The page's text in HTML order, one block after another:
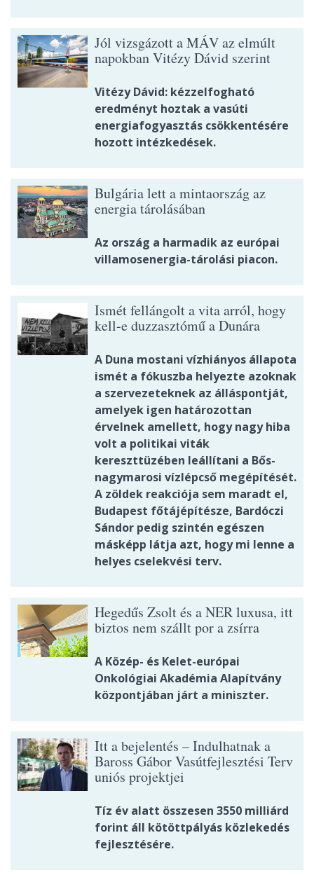
Jól vizsgázott a MÁV az elmúlt
napokban Vitézy Dávid szerint
Vitézy Dávid: kézzelfogható
eredményt hoztak a vasúti
energiafogyasztás csökkentésére
hozott intézkedések.
Bulgária lett a mintaország az
energia tárolásában
Az ország a harmadik az európai
villamosenergia-tárolási piacon.
Ismét fellángolt a vita arról, hogy
kell-e duzzasztómű a Dunára
A Duna mostani vízhiányos állapota
ismét a fókuszba helyezte azoknak
a szervezeteknek az álláspontját,
amelyek igen határozottan
érvelnek amellett, hogy nagy hiba
volt a politikai viták
kereszttüzében leállítani a Bős-
nagymarosi vízlépcső megépítését.
A zöldek reakciója sem maradt el,
Budapest főtájépítésze, Bardóczi
Sándor pedig szintén egészen
másképp látja azt, hogy mi lenne a
helyes cselekvési terv.
Hegedűs Zsolt és a NER luxusa, itt
biztos nem szállt por a zsírra
A Közép- és Kelet-európai
Onkológiai Akadémia Alapítvány
központjában járt a miniszter.
Itt a bejelentés – Indulhatnak a
Baross Gábor Vasútfejlesztési Terv
uniós projektjei
Tíz év alatt összesen 3550 milliárd
forint áll kötöttpályás közlekedés
fejlesztésére.